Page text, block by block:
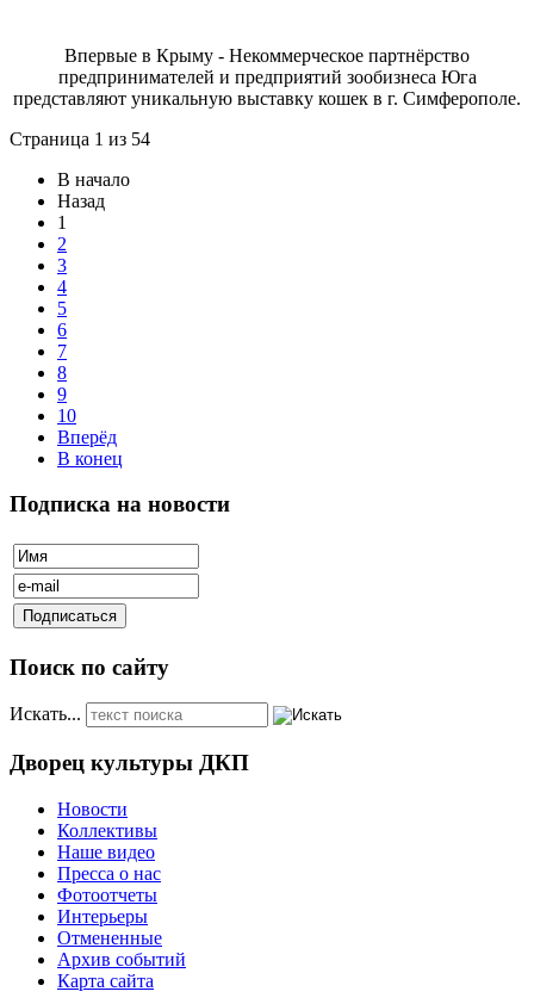
Впервые в Крыму - Некоммерческое партнёрство
предпринимателей и предприятий зообизнеса Юга
представляют уникальную выставку кошек в г. Симферополе.
Страница 1 из 54
В начало
Назад
1
2
3
4
5
6
7
8
9
10
Вперёд
В конец
Подписка на новости
Поиск по сайту
Искать...
Дворец культуры ДКП
Новости
Коллективы
Наше видео
Пресса о нас
Фотоотчеты
Интерьеры
Отмененные
Архив событий
Карта сайта